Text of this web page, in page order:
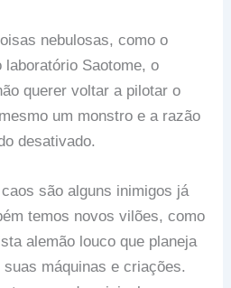
nebulosas, como o
Saotome, o
querer voltar a pilotar o
um monstro e a razão
desativado.
são alguns inimigos já
temos novos vilões, como
alemão louco que planeja
máquinas e criações.